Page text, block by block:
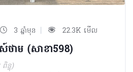
3 ឆ្នាំមុន | 22.3K មើល
ាម (សាខា598)
ន្ទុ)